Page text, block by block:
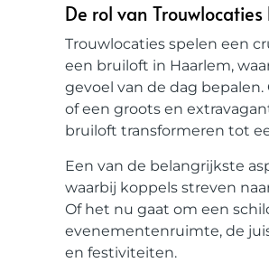
De rol van
Trouwlocaties spelen een
een bruiloft in Haarlem,
gevoel van de dag
of een groots en
bruiloft transformeren tot
Een van de belangrijkste
waarbij koppels streven
Of het nu gaat om een
evenementenruimte, de
en festiviteiten.